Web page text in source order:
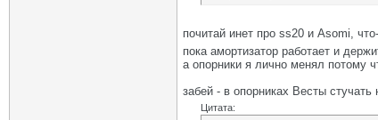
почитай инет про ss20 и Asomi,
пока амортизатор работает и
а опорники я лично менял потому
забей - в опорниках Весты
Цитата: